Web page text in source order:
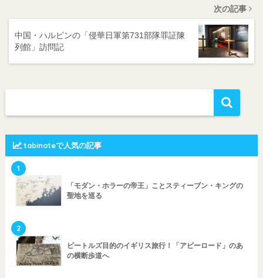
次の記事
中国・ハルビンの「侵華日軍第731部隊罪証陳
列館」訪問記
tabinoteで人気の記事
1
「モダン・ホラーの帝王」ことスティーブン・キングの
聖地を巡る
2
ビートルズ目的のイギリス旅行！「アビーロード」のあ
の横断歩道へ